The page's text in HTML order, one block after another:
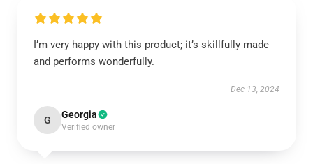
I’m very happy with this product; it’s skillfully made
and performs wonderfully.
Dec 13, 2024
G Georgia
Verified owner